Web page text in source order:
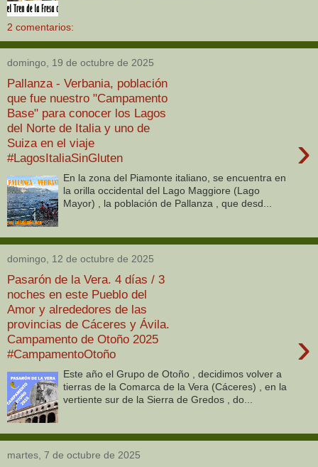
2 comentarios:
domingo, 19 de octubre de 2025
Pallanza - Verbania, población
que fue nuestro "Campamento
Base" para conocer los Lagos
del Norte de Italia y uno de
Suiza en el viaje
#LagosItaliaSinGluten
›
En la zona del Piamonte italiano, se encuentra en
la orilla occidental del Lago Maggiore (Lago
Mayor) , la población de Pallanza , que desd...
domingo, 12 de octubre de 2025
Pasarón de la Vera. 4 días / 3
noches en este Pueblo del
Amor y alrededores de las
provincias de Cáceres y Ávila.
Campamento de Otoño 2025
#CampamentoOtoño
›
Este año el Grupo de Otoño , decidimos volver a
tierras de la Comarca de la Vera (Cáceres) , en la
vertiente sur de la Sierra de Gredos , do...
martes, 7 de octubre de 2025